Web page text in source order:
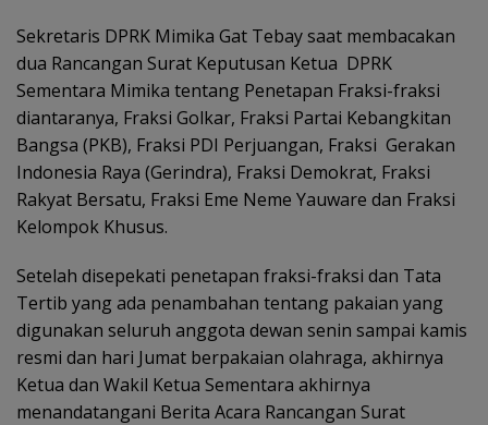
Sekretaris DPRK Mimika Gat Tebay saat membacakan
dua Rancangan Surat Keputusan Ketua DPRK
Sementara Mimika tentang Penetapan Fraksi-fraksi
diantaranya, Fraksi Golkar, Fraksi Partai Kebangkitan
Bangsa (PKB), Fraksi PDI Perjuangan, Fraksi Gerakan
Indonesia Raya (Gerindra), Fraksi Demokrat, Fraksi
Rakyat Bersatu, Fraksi Eme Neme Yauware dan Fraksi
Kelompok Khusus.
Setelah disepekati penetapan fraksi-fraksi dan Tata
Tertib yang ada penambahan tentang pakaian yang
digunakan seluruh anggota dewan senin sampai kamis
resmi dan hari Jumat berpakaian olahraga, akhirnya
Ketua dan Wakil Ketua Sementara akhirnya
menandatangani Berita Acara Rancangan Surat